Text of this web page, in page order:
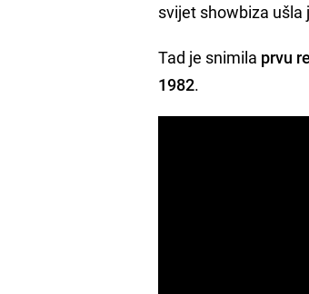
svijet showbiza ušla
Tad je snimila prvu
1982.